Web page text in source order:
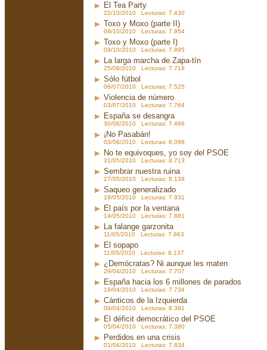
El Tea Party
22/10/2010 Lecturas: 7.430
Toxo y Moxo (parte II)
09/10/2010 Lecturas: 7.954
Toxo y Moxo (parte I)
09/10/2010 Lecturas: 7.895
La larga marcha de Zapa-tín
25/09/2010 Lecturas: 7.718
Sólo fútbol
06/07/2010 Lecturas: 7.525
Violencia de número
03/07/2010 Lecturas: 7.764
España se desangra
30/06/2010 Lecturas: 7.496
¡No Pasabán!
03/06/2010 Lecturas: 8.098
No te equivoques, yo soy del PSOE
31/05/2010 Lecturas: 8.713
Sembrar nuestra ruina
27/05/2010 Lecturas: 8.139
Saqueo generalizado
18/05/2010 Lecturas: 7.931
El país por la ventana
14/05/2010 Lecturas: 7.881
La falange garzonita
11/05/2010 Lecturas: 7.863
El sopapo
11/05/2010 Lecturas: 8.137
¿Demócratas? Ni aunque les maten
29/04/2010 Lecturas: 7.707
España hacia los 6 millones de parados
19/04/2010 Lecturas: 7.734
Cánticos de la Izquierda
09/04/2010 Lecturas: 8.381
El déficit democrático del PSOE
05/04/2010 Lecturas: 7.380
Perdidos en una crisis
01/04/2010 Lecturas: 7.834